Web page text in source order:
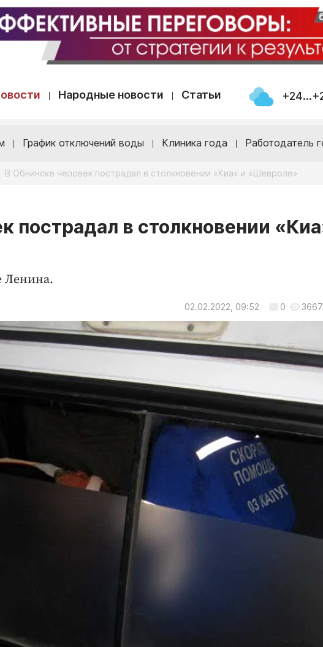
Народные новости Статьи
График отключений воды Клиника года Работодатель
В Обнинске человек пострадал в столкновении «Киа» и «Шевроле»
пострадал в столкновении
Ленина.
02.02.2022, 09:52 0 3667